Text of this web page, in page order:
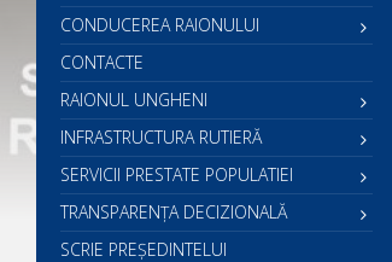
CONDUCEREA RAIONULUI
CONTACTE
RAIONUL UNGHENI
INFRASTRUCTURA RUTIERĂ
SERVICII PRESTATE POPULATIEI
TRANSPARENȚA DECIZIONALĂ
SCRIE PREŞEDINTELUI